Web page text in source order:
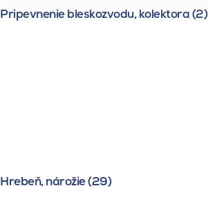
Pripevnenie bleskozvodu, kolektora (2)
Hrebeň, nárožie (29)